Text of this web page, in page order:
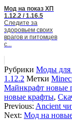
Мод на показ ХП
1.12.2 / 1.16.5
Следите за
здоровьем своих
врагов и питомцев
с...
Рубрики Моды для
1.12.2 Метки
Майнкрафт новые
новые крафты,
Previous: Ancient
Next: Мод на